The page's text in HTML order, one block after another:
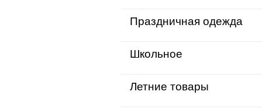
Праздничная одежда
Школьное
Летние товары